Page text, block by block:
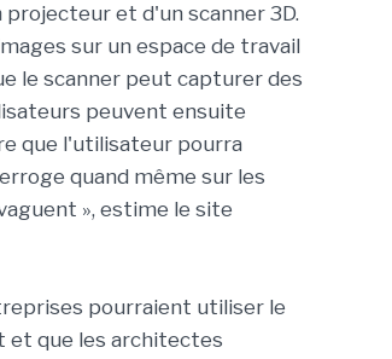
et d'un scanner 3D.
sur un espace de travail
le scanner peut capturer des
peuvent ensuite
que l'utilisateur pourra
quand même sur les
», estime le site
pourraient utiliser le
et que les architectes